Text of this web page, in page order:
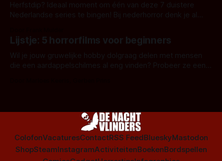
Herfstdip? Ideaal moment om één van deze 7 duistere
Nederlandse series te bingen! Bij nederhorror denk je al
Amsterdamned of The Johnsons. Maar Nederlandse horror
is niet beperkt tot films. Hier een aantal Nederlandse tv-
series uit het duistere of horrorgenre. Als
Lijstje: 5 horrorfilms voor beginners
Wil je jouw gruwelijke hobby dolgraag delen met mensen
die een aardappelschilmes al eng vinden? Probeer ze eens
ColofonVacaturesContactRSS FeedBlueskyMastodon
ShopSteamInstagramActiviteitenBoekenBordspellen